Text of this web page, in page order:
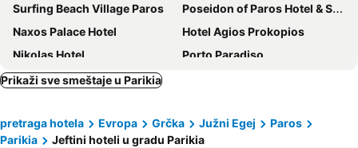
Surfing Beach Village Paros
Poseidon of Paros Hotel & Spa
Naxos Palace Hotel
Hotel Agios Prokopios
Nikolas Hotel
Porto Paradiso
Liana Beach Hotel & Spa
San Antonio Summer House Paros by GHH
Ragoussis House
Prikaži sve smeštaje u Parikia
pretraga hotela Evropa Grčka Južni Egej
Paros
Parikia
Jeftini hoteli u gradu Parikia